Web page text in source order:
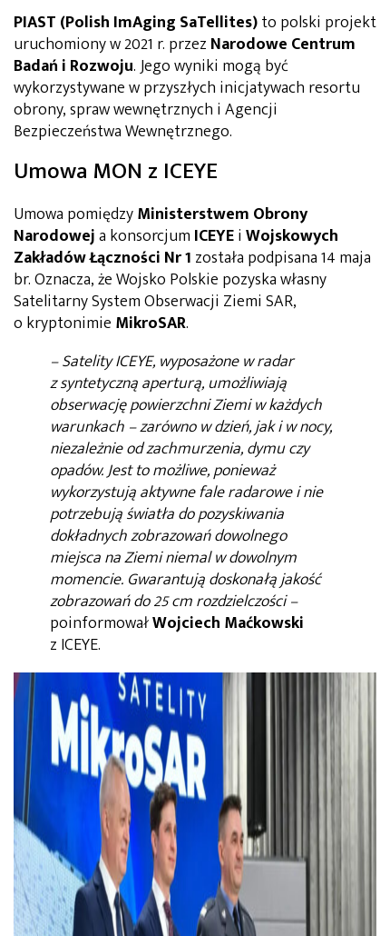
PIAST (Polish ImAging SaTellites)to polski projekt
uruchomiony w 2021 r. przez Narodowe Centrum
Badań i Rozwoju. Jego wyniki mogą być
wykorzystywane w przyszłych inicjatywach resortu
obrony, spraw wewnętrznych i Agencji
Bezpieczeństwa Wewnętrznego.
Umowa MON z ICEYE
Umowa pomiędzyMinisterstwem Obrony
Narodoweja konsorcjum ICEYEi Wojskowych
Zakładów Łączności Nr 1 została podpisana 14 maja
br. Oznacza, że Wojsko Polskie pozyska własny
Satelitarny System Obserwacji Ziemi SAR,
o kryptonimie MikroSAR.
– Satelity ICEYE, wyposażone w radar
z syntetyczną aperturą, umożliwiają
obserwację powierzchni Ziemi w każdych
warunkach – zarówno w dzień, jak i w nocy,
niezależnie od zachmurzenia, dymu czy
opadów. Jest to możliwe, ponieważ
wykorzystują aktywne fale radarowe i nie
potrzebują światła do pozyskiwania
dokładnych zobrazowań dowolnego
miejsca na Ziemi niemal w dowolnym
momencie. Gwarantują doskonałą jakość
zobrazowań do 25 cm rozdzielczości –
poinformowałWojciech Maćkowski
z ICEYE.